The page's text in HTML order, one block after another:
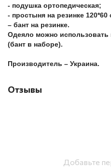
- подушка ортопедическая;
- простыня на резинке 120*60
– бант на резинке.
Одеяло можно использовать
(бант в наборе).
Производитель – Украина.
Отзывы
Добавьте